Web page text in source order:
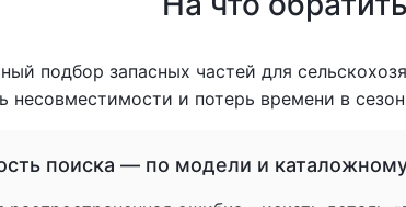
подбор запасных частей для
несовместимости и потерь времени в
поиска — по модели и